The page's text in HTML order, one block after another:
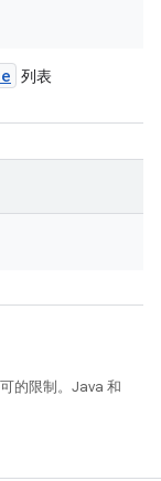
列表
的限制。Java 和